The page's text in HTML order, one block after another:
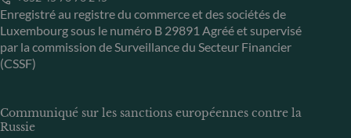
Enregistré au registre du commerce et des sociétés de
Luxembourg sous le numéro B 29891 Agréé et supervisé
par la commission de Surveillance du Secteur Financier
(CSSF)
Communiqué sur les sanctions européennes contre la
Russie